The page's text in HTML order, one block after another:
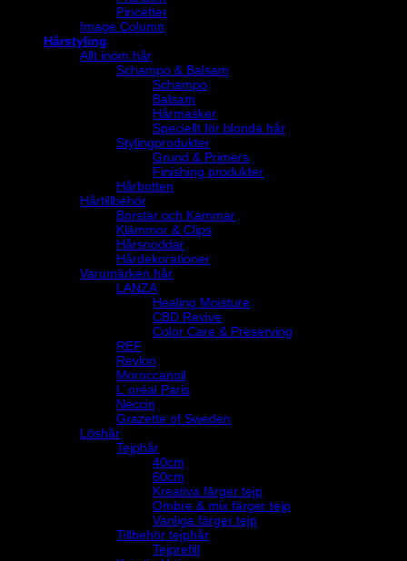
Pincetter
Image Column
Hårstyling
Allt inom hår
Schampo & Balsam
Schampo
Balsam
Hårmasker
Speciellt för blonda hår
Stylingprodukter
Grund & Primers
Finishing produkter
Hårbotten
Hårtillbehör
Borstar och Kammar
Klämmor & Clips
Hårsnoddar
Hårdekorationer
Varumärken hår
LANZA
Healing Moisture
CBD Revive
Color Care & Preserving
REF
Revlon
Moroccanoil
L´oréal Paris
Neccin
Grazette of Sweden
Löshår
Tejphår
40cm
60cm
Kreativa färger tejp
Ombre & mix färger tejp
Vanliga färger tejp
Tillbehör tejphår
Tejprefill